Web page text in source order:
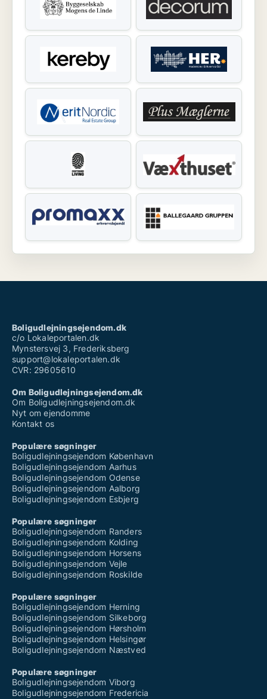
Boligudlejningsejendom.dk
c/o Lokaleportalen.dk
Mynstersvej 3, Frederiksberg
support@lokaleportalen.dk
CVR: 29605610
Om Boligudlejningsejendom.dk
Om Boligudlejningsejendom.dk
Nyt om ejendomme
Kontakt os
Populære søgninger
Boligudlejningsejendom København
Boligudlejningsejendom Aarhus
Boligudlejningsejendom Odense
Boligudlejningsejendom Aalborg
Boligudlejningsejendom Esbjerg
Populære søgninger
Boligudlejningsejendom Randers
Boligudlejningsejendom Kolding
Boligudlejningsejendom Horsens
Boligudlejningsejendom Vejle
Boligudlejningsejendom Roskilde
Populære søgninger
Boligudlejningsejendom Herning
Boligudlejningsejendom Silkeborg
Boligudlejningsejendom Hørsholm
Boligudlejningsejendom Helsingør
Boligudlejningsejendom Næstved
Populære søgninger
Boligudlejningsejendom Viborg
Boligudlejningsejendom Fredericia